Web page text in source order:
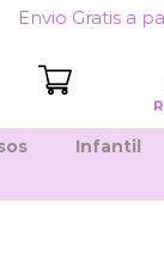
Envio Gratis a
Infantil